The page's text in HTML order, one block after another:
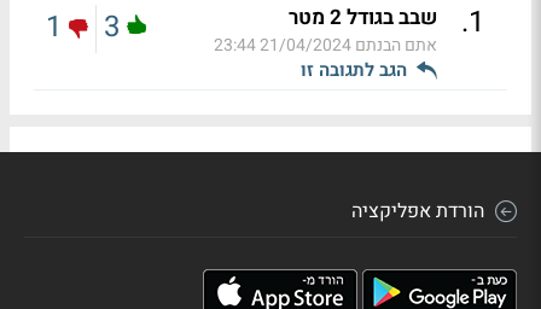
1
. שבב בגודל 2 מטר
אתם הבנתם21/04/2024 23:44
הגב לתגובה זו
3
1
הורדת אפליקציה